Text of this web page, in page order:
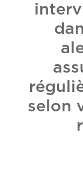
selon